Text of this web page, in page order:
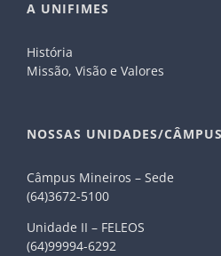
A UNIFIMES
História
Missão, Visão e Valores
NOSSAS UNIDADES/CÂMPUS
Câmpus Mineiros – Sede
(64)3672-5100
Unidade II – FELEOS
(64)99994-6292